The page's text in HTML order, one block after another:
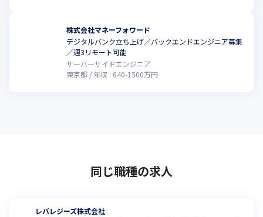
株式会社マネーフォワード
デジタルバンク立ち上げ／バックエンドエンジニア募集
／週3リモート可能
サーバーサイドエンジニア
東京都
年収 : 640-1500万円
同じ職種の求人
レバレジーズ株式会社